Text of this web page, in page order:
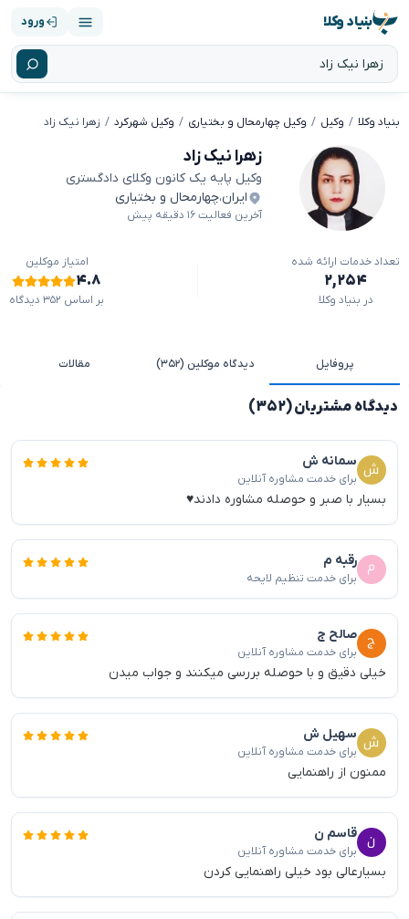
بنیاد وکلا ورود
بنیاد وکلا وکیل وکیل چهارمحال و بختیاری وکیل شهرکرد زهرا نیک زاد
زهرا نیک زاد
وکیل پایه یک کانون وکلای دادگستری
ایران،چهارمحال و بختیاری
آخرین فعالیت ۱۶ دقیقه پیش
تعداد خدمات ارائه شده
۲,۲۵۴
در بنیاد وکلا
امتیاز موکلین
۴.۸
بر اساس ۳۵۲ دیدگاه
پروفایل دیدگاه موکلین (۳۵۲) مقالات
دیدگاه مشتریان (۳۵۲)
سمانه ش
برای خدمت مشاوره آنلاین
بسیار با صبر و حوصله مشاوره دادند♥️
رقبه م
برای خدمت تنظیم لایحه
صالح ج
برای خدمت مشاوره آنلاین
خیلی دقیق و با حوصله بررسی میکنند و جواب میدن
سهیل ش
برای خدمت مشاوره آنلاین
ممنون از راهنمایی
قاسم ن
برای خدمت مشاوره آنلاین
بسیارعالی بود خیلی راهنمایی کردن